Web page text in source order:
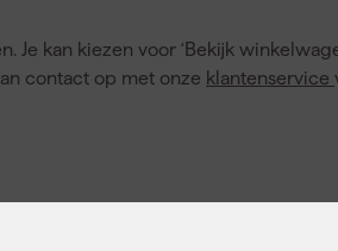
kan kiezen voor ‘Bekijk
contact op met onze klantenservice
wat wil zeggen dat het niet
de code niet langer geldig of